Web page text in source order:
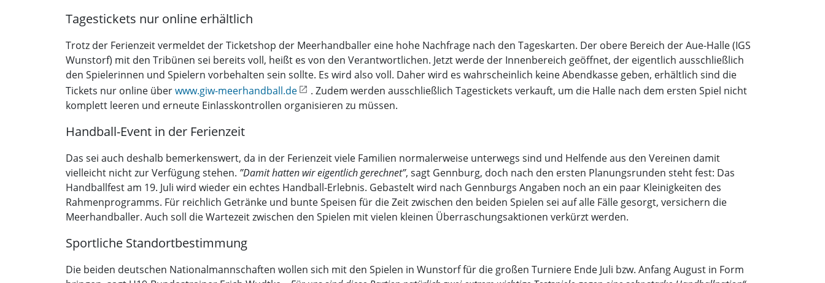
Tagestickets nur online erhältlich
Trotz der Ferienzeit vermeldet der Ticketshop der Meerhandballer eine hohe Nachfrage nach den Tageskarten. Der obere Bereich der Aue-Halle (IGS
Wunstorf) mit den Tribünen sei bereits voll, heißt es von den Verantwortlichen. Jetzt werde der Innenbereich geöffnet, der eigentlich ausschließlich
den Spielerinnen und Spielern vorbehalten sein sollte. Es wird also voll. Daher wird es wahrscheinlich keine Abendkasse geben, erhältlich sind die
Tickets nur online überwww.giw-meerhandball.de
. Zudem werden ausschließlich Tagestickets verkauft, um die Halle nach dem ersten Spiel nicht
komplett leeren und erneute Einlasskontrollen organisieren zu müssen.
Handball-Event in der Ferienzeit
Das sei auch deshalb bemerkenswert, da in der Ferienzeit viele Familien normalerweise unterwegs sind und Helfende aus den Vereinen damit
vielleicht nicht zur Verfügung stehen. ”Damit hatten wir eigentlich gerechnet”, sagt Gennburg, doch nach den ersten Planungsrunden steht fest: Das
Handballfest am 19. Juli wird wieder ein echtes Handball-Erlebnis. Gebastelt wird nach Gennburgs Angaben noch an ein paar Kleinigkeiten des
Rahmenprogramms. Für reichlich Getränke und bunte Speisen für die Zeit zwischen den beiden Spielen sei auf alle Fälle gesorgt, versichern die
Meerhandballer. Auch soll die Wartezeit zwischen den Spielen mit vielen kleinen Überraschungsaktionen verkürzt werden.
Sportliche Standortbestimmung
Die beiden deutschen Nationalmannschaften wollen sich mit den Spielen in Wunstorf für die großen Turniere Ende Juli bzw. Anfang August in Form